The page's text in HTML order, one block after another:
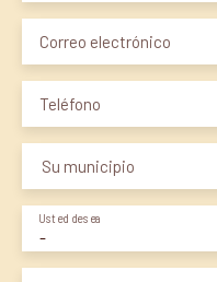
Correo electrónico
Teléfono
Su municipio
-
Usted desea